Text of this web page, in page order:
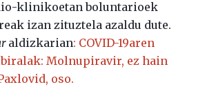
klinikoetan boluntarioek
izan zituztela azaldu dute.
aldizkarian: COVID-19aren
Molnupiravir, ez hain
oso.